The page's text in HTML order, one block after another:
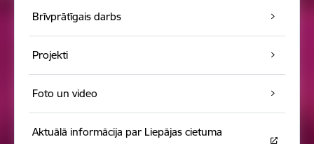
Brīvprātīgais darbs
Projekti
Foto un video
Aktuālā informācija par Liepājas cietuma